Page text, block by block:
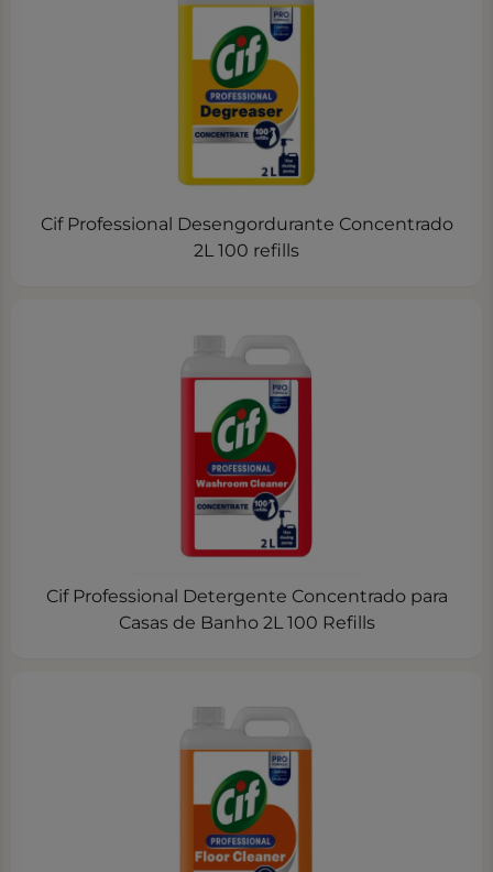
Cif Professional Desengordurante Concentrado
2L 100 refills
Cif Professional Detergente Concentrado para
Casas de Banho 2L 100 Refills